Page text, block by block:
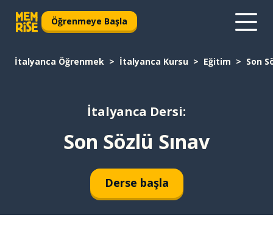
Öğrenmeye Başla
İtalyanca Öğrenmek İtalyanca Kursu Eğitim Son
İtalyanca Dersi:
Son Sözlü Sınav
Derse başla